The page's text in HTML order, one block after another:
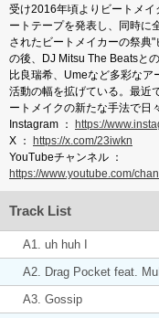
受け2016年頃よりビートメ
ートテープを発表し、同時に
されたビートメイカーの祭典
の後、DJ Mitsu The Beatsと
比良瑞希、Umeなど多彩なア
活動の幅を拡げている。最近
ートメイクの新たな手法で日
Instagram ： https://
X ： https://x.com/23iwkn
YouTubeチャンネル ：
https://www.youtube.com/
Track List
A1. uh huh I
A2. Drag Pocket feat.
A3. Gossip